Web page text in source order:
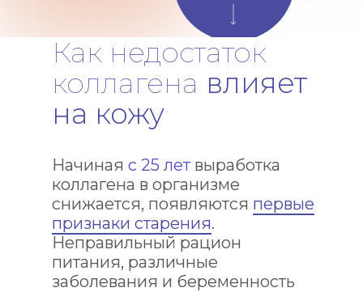
Как недостаток
коллагена влияет
на кожу
Начиная с 25 лет выработка
коллагена в организме
снижается, появляются первые
признаки старения.
Неправильный рацион
питания, различные
заболевания и беременность